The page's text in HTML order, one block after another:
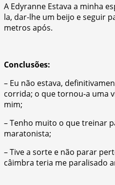
A Edyranne Estava a minha
la, dar-lhe um beijo e seguir
metros após.
Conclusões:
– Eu não estava,
corrida; o que tornou-a uma
mim;
– Tenho muito o que treinar
maratonista;
– Tive a sorte e não parar
câimbra teria me paralisado